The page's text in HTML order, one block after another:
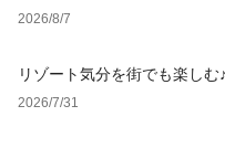
2026/8/7
リゾート気分を街でも楽し
2026/7/31